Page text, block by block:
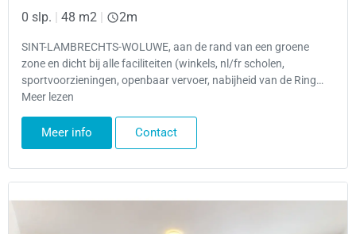
0 slp. 48 m2 2m
SINT-LAMBRECHTS-WOLUWE, aan de rand van een groene
zone en dicht bij alle faciliteiten (winkels, nl/fr scholen,
sportvoorzieningen, openbaar vervoer, nabijheid van de Ring…
Meer lezen
Meer info Contact